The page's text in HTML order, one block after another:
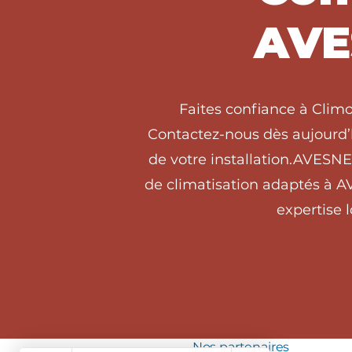
Faites confiance à
Contactez-nous dès
de votre
de climatisation adaptés à
expertise
Nos partenaires